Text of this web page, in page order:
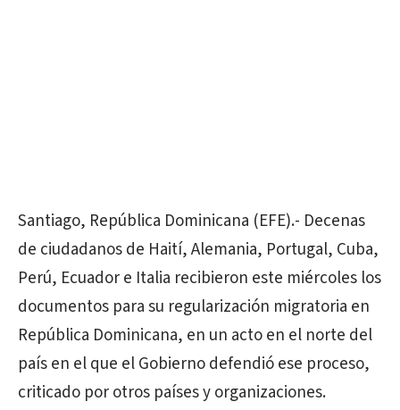
Santiago, República Dominicana (EFE).- Decenas
de ciudadanos de Haití, Alemania, Portugal, Cuba,
Perú, Ecuador e Italia recibieron este miércoles los
documentos para su regularización migratoria en
República Dominicana, en un acto en el norte del
país en el que el Gobierno defendió ese proceso,
criticado por otros países y organizaciones.